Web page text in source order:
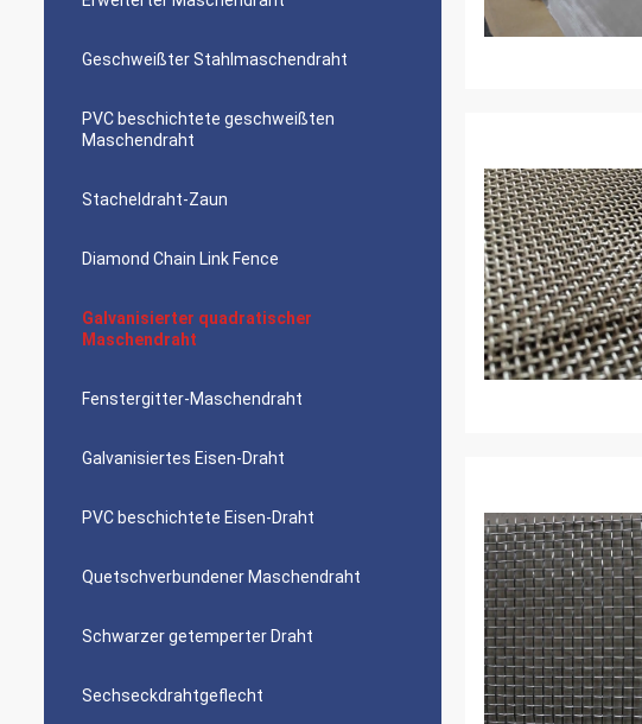
Geschweißter Stahlmaschendraht
PVC beschichtete geschweißten
Maschendraht
Stacheldraht-Zaun
Diamond Chain Link Fence
Galvanisierter quadratischer
Maschendraht
Fenstergitter-Maschendraht
Galvanisiertes Eisen-Draht
PVC beschichtete Eisen-Draht
Quetschverbundener Maschendraht
Schwarzer getemperter Draht
Sechseckdrahtgeflecht